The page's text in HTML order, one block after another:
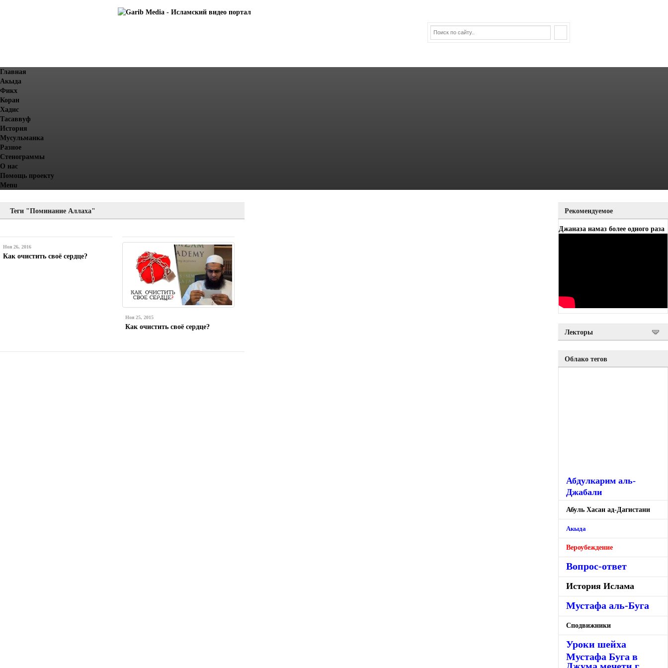
Главная
Акыда
Фикх
Коран
Хадис
Тасаввуф
История
Мусульманка
Разное
Стенограммы
О нас
Помощь проекту
Menu
Теги "Поминание Аллаха"
Ноя 26, 2016
Как очистить своё сердце?
Ноя 25, 2015
Как очистить своё сердце?
Рекомендуемое
Джаназа намаз более одного раза
Лекторы
Облако тегов
Абдулкарим аль-
Джабали
Абуль Хасан ад-Дагистани
Акыда
Вероубеждение
Вопрос-ответ
История Ислама
Мустафа аль-Буга
Сподвижники
Уроки шейха
Мустафа Буга в
Джума мечети г.